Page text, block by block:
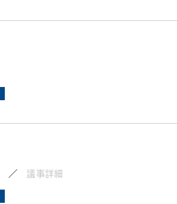
／ 議事詳細